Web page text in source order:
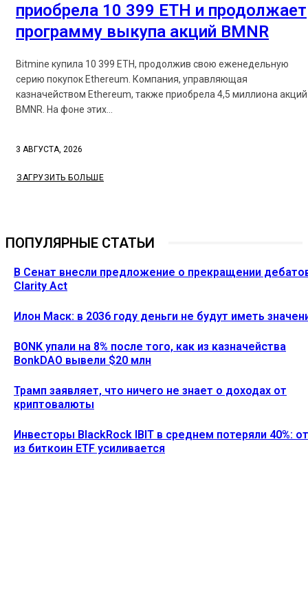
приобрела 10 399 ETH и продолжает
программу выкупа акций BMNR
Bitmine купила 10 399 ETH, продолжив свою еженедельную
серию покупок Ethereum. Компания, управляющая
казначейством Ethereum, также приобрела 4,5 миллиона акций
BMNR. На фоне этих...
3 АВГУСТА, 2026
ЗАГРУЗИТЬ БОЛЬШЕ
ПОПУЛЯРНЫЕ СТАТЬИ
В Сенат внесли предложение о прекращении
Clarity Act
Илон Маск: в 2036 году деньги не будут иметь
BONK упали на 8% после того, как из казначейства
BonkDAO вывели $20 млн
Трамп заявляет, что ничего не знает о доходах от
криптовалюты
Инвесторы BlackRock IBIT в среднем потеряли 40%:
из биткоин ETF усиливается